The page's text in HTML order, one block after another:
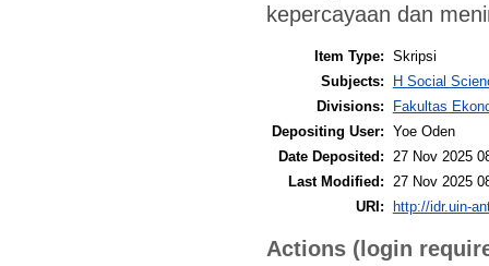
kepercayaan dan
Item Type: Skripsi
Subjects:
H Social
Divisions:
Fakultas
Depositing User: Yoe Oden
Date Deposited:
27 Nov 2025
Last Modified:
27 Nov 2025
URI: http://idr.uin-
Actions (login